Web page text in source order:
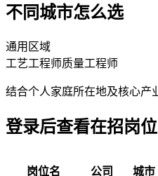
不同城市怎么选
通用区域
工艺工程师质量工程师
结合个人家庭所在地及核心产
登录后查看在招岗位
岗位名 公司 城市